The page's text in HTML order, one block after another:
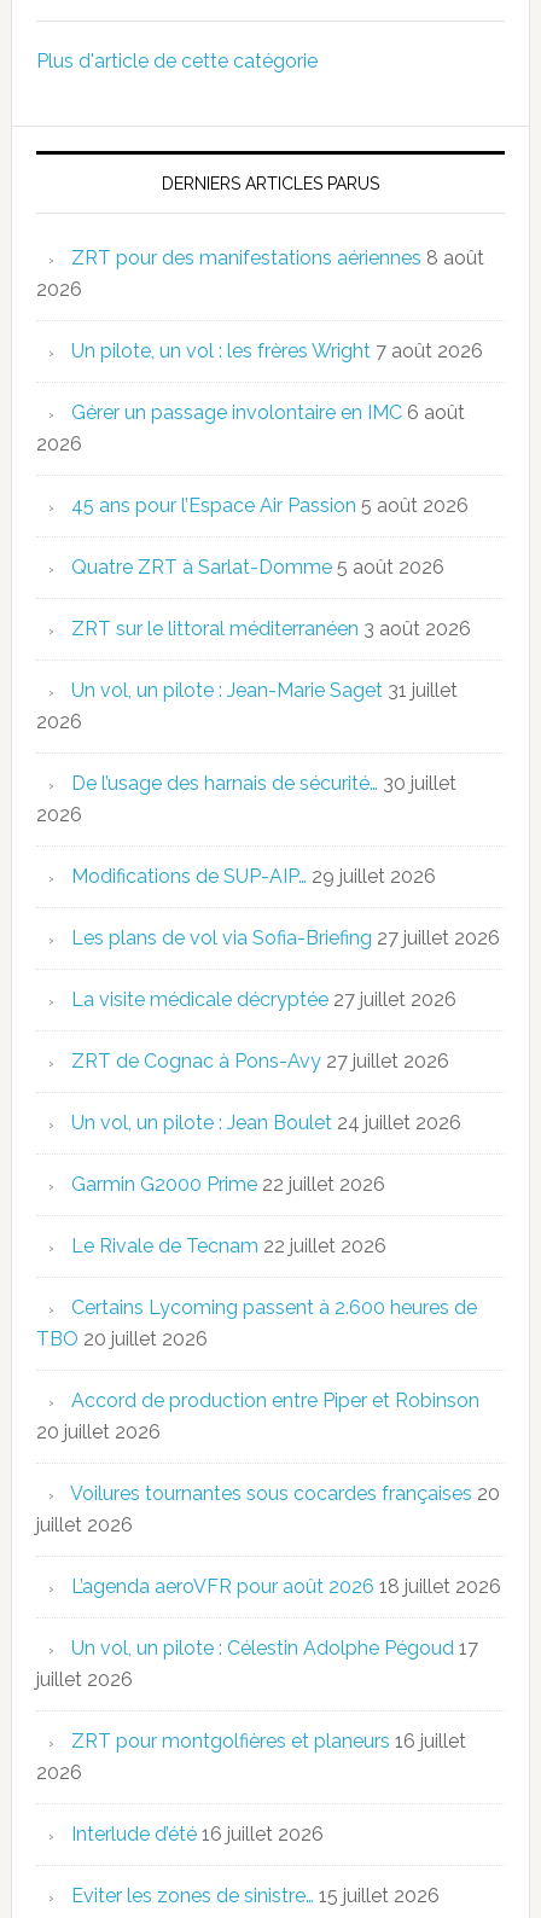
Plus d'article de cette catégorie
DERNIERS ARTICLES PARUS
ZRT pour des manifestations aériennes 8 août
2026
Un pilote, un vol : les frères Wright 7 août 2026
Gérer un passage involontaire en IMC 6 août
2026
45 ans pour l’Espace Air Passion 5 août 2026
Quatre ZRT à Sarlat-Domme 5 août 2026
ZRT sur le littoral méditerranéen 3 août 2026
Un vol, un pilote : Jean-Marie Saget 31 juillet
2026
De l’usage des harnais de sécurité… 30 juillet
2026
Modifications de SUP-AIP… 29 juillet 2026
Les plans de vol via Sofia-Briefing 27 juillet 2026
La visite médicale décryptée 27 juillet 2026
ZRT de Cognac à Pons-Avy 27 juillet 2026
Un vol, un pilote : Jean Boulet 24 juillet 2026
Garmin G2000 Prime 22 juillet 2026
Le Rivale de Tecnam 22 juillet 2026
Certains Lycoming passent à 2.600 heures de
TBO 20 juillet 2026
Accord de production entre Piper et Robinson
20 juillet 2026
Voilures tournantes sous cocardes françaises 20
juillet 2026
L’agenda aeroVFR pour août 2026 18 juillet 2026
Un vol, un pilote : Célestin Adolphe Pégoud 17
juillet 2026
ZRT pour montgolfières et planeurs 16 juillet
2026
Interlude d’été 16 juillet 2026
Eviter les zones de sinistre… 15 juillet 2026